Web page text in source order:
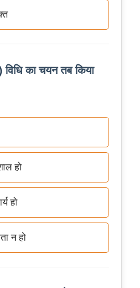
का चयन तब किया
हो
हो
न हो